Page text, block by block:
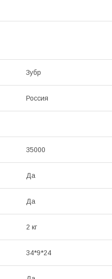
Зубр
Россия
35000
Да
Да
2 кг
34*9*24